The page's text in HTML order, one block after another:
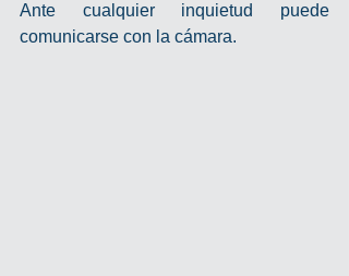
Ante cualquier inquietud puede
comunicarse con la cámara.